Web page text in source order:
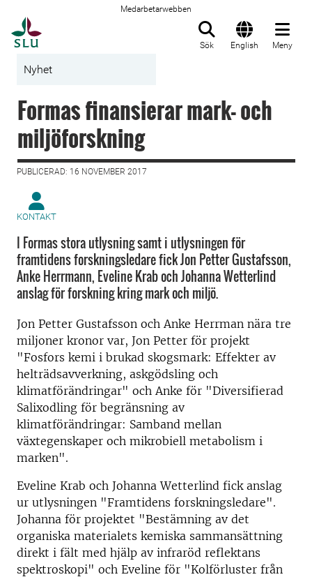
Medarbetarwebben
Sök English Meny
Nyhet
Formas finansierar mark- och
miljöforskning
PUBLICERAD: 16 NOVEMBER 2017
KONTAKT
I Formas stora utlysning samt i utlysningen för
framtidens forskningsledare fick Jon Petter Gustafsson,
Anke Herrmann, Eveline Krab och Johanna Wetterlind
anslag för forskning kring mark och miljö.
Jon Petter Gustafsson och Anke Herrman nära tre
miljoner kronor var, Jon Petter för projekt
"Fosfors kemi i brukad skogsmark: Effekter av
helträdsavverkning, askgödsling och
klimatförändringar" och Anke för "Diversifierad
Salixodling för begränsning av
klimatförändringar: Samband mellan
växtegenskaper och mikrobiell metabolism i
marken".
Eveline Krab och Johanna Wetterlind fick anslag
ur utlysningen "Framtidens forskningsledare".
Johanna för projektet "Bestämning av det
organiska materialets kemiska sammansättning
direkt i fält med hjälp av infraröd reflektans
spektroskopi" och Eveline för "Kolförluster från